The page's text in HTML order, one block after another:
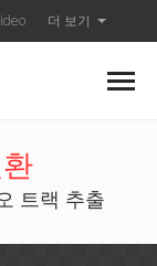
더 보기
트랙 추출